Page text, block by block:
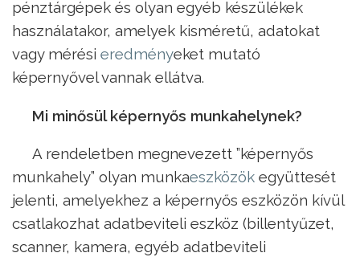
pénztárgépek és olyan egyéb készülékek
használatakor, amelyek kisméretű, adatokat
vagy mérési eredményeket mutató
képernyővel vannak ellátva.
Mi minősül képernyős munkahelynek?
A rendeletben megnevezett ”képernyős
munkahely” olyan munkaeszközök együttesét
jelenti, amelyekhez a képernyős eszközön kívül
csatlakozhat adatbeviteli eszköz (billentyűzet,
scanner, kamera, egyéb adatbeviteli